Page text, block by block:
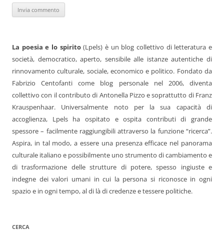
La poesia e lo spirito(Lpels) è un blog collettivo di letteratura e
società, democratico, aperto, sensibile alle istanze autentiche di
rinnovamento culturale, sociale, economico e politico. Fondato da
Fabrizio Centofanti come blog personale nel 2006, diventa
collettivo con il contributo di Antonella Pizzo e soprattutto di Franz
Krauspenhaar. Universalmente noto per la sua capacità di
accoglienza, Lpels ha ospitato e ospita contributi di grande
spessore – facilmente raggiungibili attraverso la funzione “ricerca”.
Aspira, in tal modo, a essere una presenza efficace nel panorama
culturale italiano e possibilmente uno strumento di cambiamento e
di trasformazione delle strutture di potere, spesso ingiuste e
indegne dei valori umani in cui la persona si riconosce in ogni
spazio e in ogni tempo, al di là di credenze e tessere politiche.
CERCA